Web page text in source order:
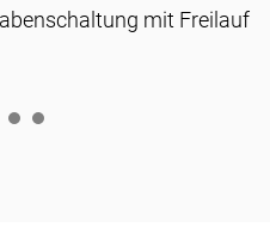
mit Freilauf